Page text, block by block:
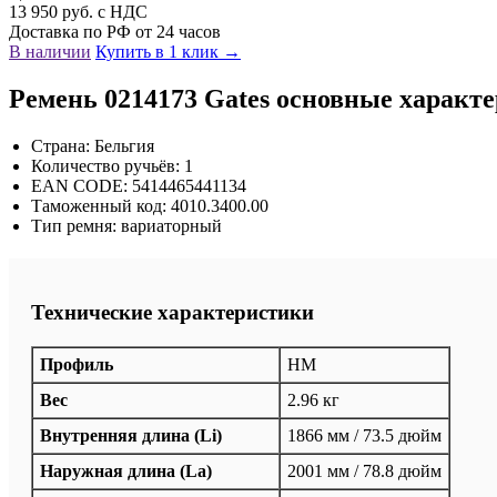
13 950 руб. с НДС
Доставка по РФ от 24 часов
В наличии Купить в 1 клик →
Ремень 0214173 Gates основные
Страна: Бельгия
Количество ручьёв: 1
EAN CODE: 5414465441134
Таможенный код: 4010.3400.00
Тип ремня: вариаторный
Технические характеристики
Профиль
HM
Вес
2.96 кг
Внутренняя длина (Li)
1866 мм / 73.5 дюйм
Наружная длина (La)
2001 мм / 78.8 дюйм